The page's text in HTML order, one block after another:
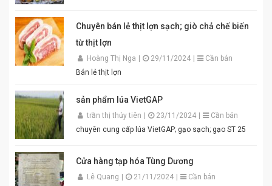
Đóng gói tiện lợi, đảm bảo vệ sinh an toàn thực phẩm.
Hương vị thơm ngon chuẩn truyền thống. Độ sánh
mịn, màu sắc đẹp mắt. Dễ pha chế, dễ sử dụng. Phù
hợp cho gia đình, quán ăn và nhà hàng. Chỉ cần thêm
bún đậu chuẩn vị. Cam kết sản phẩm chất lượng,
đóng gói cẩn thận. Giao hàng nhanh toàn quốc. Đặt
tôm đậm đà, chuẩn vị quê hương cùng An Quý Thiên
#BunDauMamTom #GiaViTruyenThong
#DacSanVietNam #TikTokShop #AnQuyThienHuong
Chuyên bán lẻ thịt lợn sạch; giò chả chế biến
từ thịt lợn
Hoàng Thị Nga 29/11/2024
Cần bán
Bán lẻ thịt lợn
sản phẩm lúa VietGAP
trần thị thủy tiên 23/11/2024
Cần bán
chuyên cung cấp lúa VietGAP; gạo sạch; gạo ST 25
Cửa hàng tạp hóa Tùng Dương
Lê Quang 21/11/2024
Cần bán